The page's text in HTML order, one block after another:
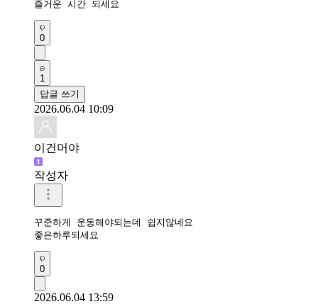
즐거운 시간 되세요
0
1
답글 쓰기
2026.06.04 10:09
이건머야
작성자
꾸준하게 운동해야되는데 쉽지않네요
좋은하루되세요
0
2026.06.04 13:59